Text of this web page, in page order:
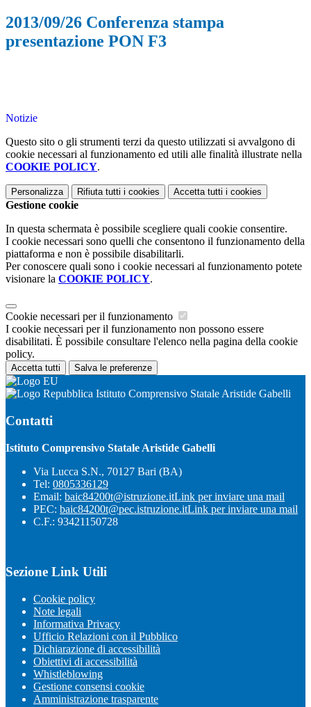
2013/09/26 Conferenza stampa
presentazione PON F3
Notizie
Questo sito o gli strumenti terzi da questo utilizzati si avvalgono di
cookie necessari al funzionamento ed utili alle finalità illustrate nella
COOKIE POLICY.
Personalizza Rifiuta tutti i cookies Accetta tutti i cookies
Gestione cookie
In questa schermata è possibile scegliere quali cookie consentire.
I cookie necessari sono quelli che consentono il funzionamento della
piattaforma e non è possibile disabilitarli.
Per conoscere quali sono i cookie necessari al funzionamento potete
visionare la COOKIE POLICY.
Cookie necessari per il funzionamento
I cookie necessari per il funzionamento non possono essere
disabilitati. È possibile consultare l'elenco nella pagina della cookie
policy.
Accetta tutti Salva le preferenze
Istituto Comprensivo Statale Aristide Gabelli
Contatti
Istituto Comprensivo Statale Aristide Gabelli
Via Lucca S.N., 70127 Bari (BA)
Tel: 0805336129
Email: baic84200t@istruzione.itLink per inviare una mail
PEC: baic84200t@pec.istruzione.itLink per inviare una mail
C.F.: 93421150728
Sezione Link Utili
Cookie policy
Note legali
Informativa Privacy
Ufficio Relazioni con il Pubblico
Dichiarazione di accessibilità
Obiettivi di accessibilità
Whistleblowing
Gestione consensi cookie
Amministrazione trasparente